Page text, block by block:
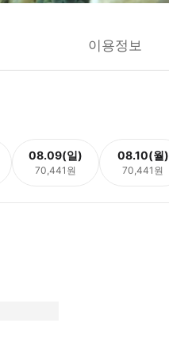
이용정보
08.09(일)
70,441원
08.10(월)
70,441원